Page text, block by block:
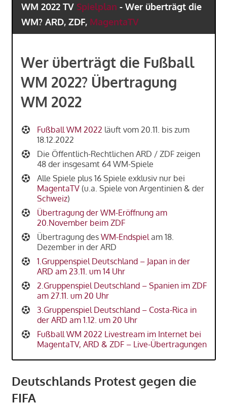
WM 2022 TV Spielplan - Wer überträgt die
WM? ARD, ZDF, MagentaTV
Wer überträgt die Fußball
WM 2022? Übertragung
WM 2022
Fußball WM 2022 läuft vom 20.11. bis zum
18.12.2022
Die Öffentlich-Rechtlichen ARD / ZDF zeigen
48 der insgesamt 64 WM-Spiele
Alle Spiele plus 16 Spiele exklusiv nur bei
MagentaTV(u.a. Spiele von Argentinien & der
Schweiz)
Übertragung der WM-Eröffnung am
20.November beim ZDF
Übertragung des WM-Endspiel am 18.
Dezember in der ARD
1.Gruppenspiel Deutschland – Japan in der
ARD am 23.11. um 14 Uhr
2.Gruppenspiel Deutschland – Spanien im ZDF
am 27.11. um 20 Uhr
3.Gruppenspiel Deutschland – Costa-Rica in
der ARD am 1.12. um 20 Uhr
Fußball WM 2022 Livestream im Internet bei
MagentaTV, ARD & ZDF – Live-Übertragungen
Deutschlands Protest gegen die
FIFA